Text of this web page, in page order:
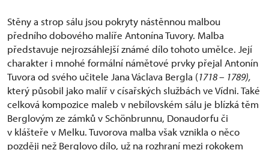
Stěny a strop sálu jsou pokryty nástěnnou malbou
předního dobového malíře Antonína Tuvory. Malba
představuje nejrozsáhlejší známé dílo tohoto umělce. Její
charakter i mnohé formální námětové prvky přejal Antonín
Tuvora od svého učitele Jana Václava Bergla (1718 – 1789),
který působil jako malíř v císařských službách ve Vídni. Také
celková kompozice maleb v nebílovském sálu je blízká těm
Berglovým ze zámků v Schönbrunnu, Donaudorfu či
v klášteře v Melku. Tuvorova malba však vznikla o něco
později než Berglovo dílo, už na rozhraní mezi rokokem